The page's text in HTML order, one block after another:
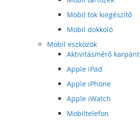
Mobil tok kiegészítő
Mobil dokkoló
Mobil eszközök
Aktivitásmérő karpánt
Apple iPad
Apple iPhone
Apple iWatch
Mobiltelefon